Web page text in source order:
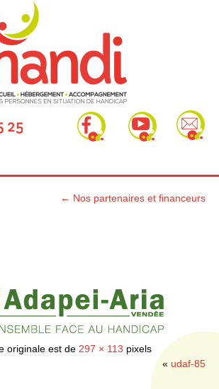
← Nos partenaires et financeurs
originale est de 297 × 113 pixels
« udaf-85